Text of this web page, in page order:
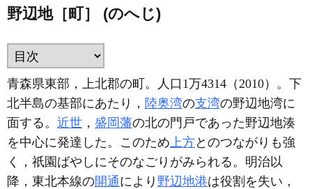
野辺地［町］ (のへじ)
青森県東部，上北郡の町。人口1万4314（2010）。下
北半島の基部にあたり， 陸奥湾の支湾の野辺地湾に
面する。 近世 ， 盛岡藩の北の門戸であった野辺地湊
を中心に発達した。このため上方とのつながりも強
く，祇園ばやしにそのなごりがみられる。明治以
降，東北本線の開通により 野辺地港は役割を失い，